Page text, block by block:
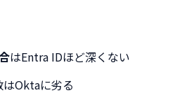
はEntra IDほど深くない
はOktaに劣る